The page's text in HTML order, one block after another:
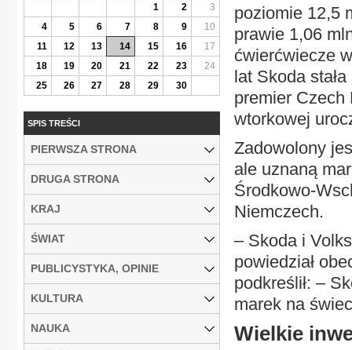
poziomie 12,5
prawie 1,06
ćwierćwiecze
lat Skoda
premier Czech
wtorkowej
Zadowolony
ale uznaną
Środkowo-
Niemczech.
– Skoda i
powiedział
podkreślił: –
marek na
Wielkie
1
2
3
4
5 6 7 8 9
10
11
12 13 14 15 16
17
18
19 20 21 22 23
24
25
26 27 28 29 30
SPIS TREŚCI
PIERWSZA STRONA
DRUGA STRONA
KRAJ
ŚWIAT
PUBLICYSTYKA, OPINIE
KULTURA
NAUKA